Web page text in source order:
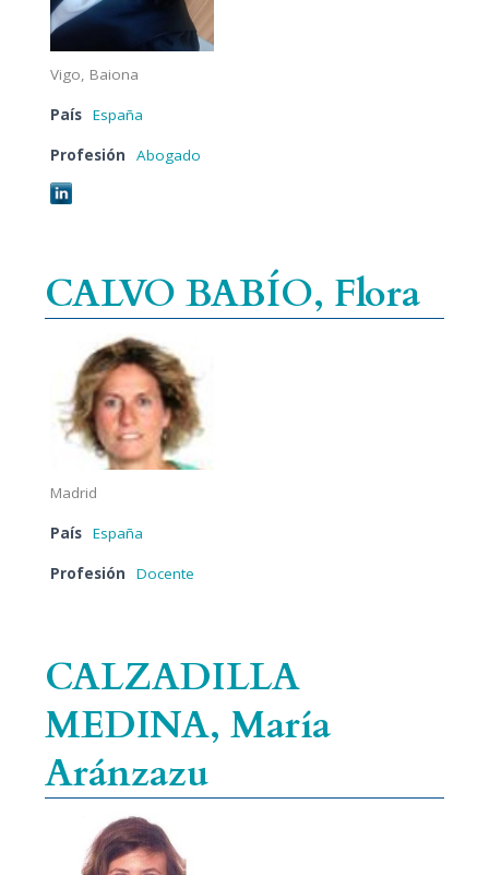
Vigo, Baiona
País España
Profesión Abogado
CALVO BABÍO, Flora
Madrid
País España
Profesión Docente
CALZADILLA
MEDINA, María
Aránzazu